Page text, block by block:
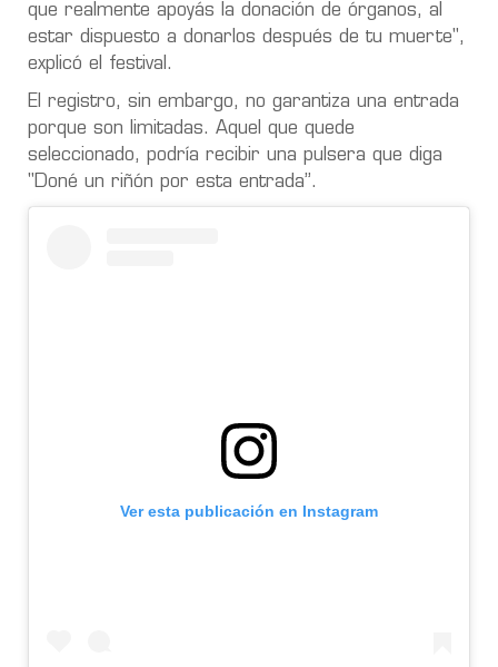
que realmente apoyás la donación de órganos, al
estar dispuesto a donarlos después de tu muerte",
explicó el festival.
El registro, sin embargo, no garantiza una entrada
porque son limitadas. Aquel que quede
seleccionado, podría recibir una pulsera que diga
"Doné un riñón por esta entrada”.
Ver esta publicación en Instagram